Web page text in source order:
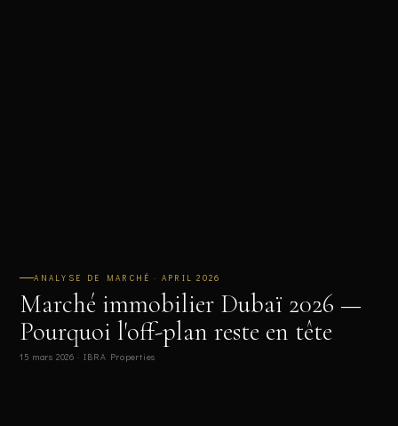
ANALYSE DE MARCHÉ · APRIL 2026
Marché immobilier Dubaï 2026 —
Pourquoi l'off-plan reste en tête
15 mars 2026 · IBRA Properties